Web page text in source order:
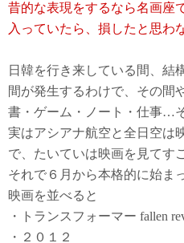
昔的な表現をするなら名画座
入っていたら、損したと思わ
日韓を行き来している間、結
間が発生するわけで、その間
書・ゲーム・ノート・仕事…
実はアシアナ航空と全日空は
で、たいていは映画を見てす
それで６月から本格的に始ま
映画を並べると
・トランスフォーマー fallen
・２０１２